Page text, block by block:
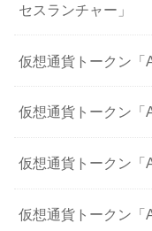
セスランチャー」
仮想通貨トークン「
仮想通貨トークン「
仮想通貨トークン「
仮想通貨トークン「